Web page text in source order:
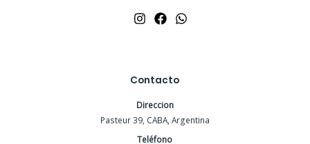
Contacto
Direccion
Pasteur 39, CABA, Argentina
Teléfono